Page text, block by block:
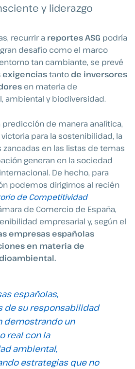
y liderazgo
recurrir a reportes ASG podría
desafío como el marco
tan cambiante, se prevé
exigenciastanto de inversores
en materia de
ambiental y biodiversidad.
de manera analítica,
para la sostenibilidad, la
zancadas en las listas de temas
generan en la sociedad
De hecho, para
podemos dirigirnos al recién
de Competitividad
de Comercio de España,
empresarial y, según el
empresas españolas
en materia de
españolas,
de su responsabilidad
demostrando un
realcon la
ambiental,
estrategias que no